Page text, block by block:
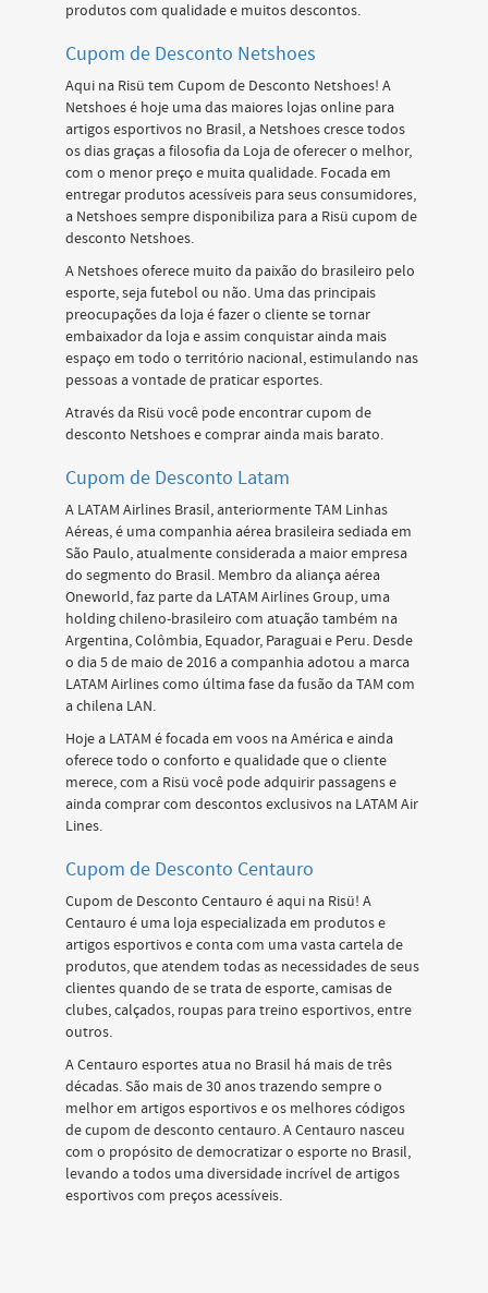
produtos com qualidade e muitos descontos.
Cupom de Desconto Netshoes
Aqui na Risü tem Cupom de Desconto Netshoes! A
Netshoes é hoje uma das maiores lojas online para
artigos esportivos no Brasil, a Netshoes cresce todos
os dias graças a filosofia da Loja de oferecer o melhor,
com o menor preço e muita qualidade. Focada em
entregar produtos acessíveis para seus consumidores,
a Netshoes sempre disponibiliza para a Risü cupom de
desconto Netshoes.
A Netshoes oferece muito da paixão do brasileiro pelo
esporte, seja futebol ou não. Uma das principais
preocupações da loja é fazer o cliente se tornar
embaixador da loja e assim conquistar ainda mais
espaço em todo o território nacional, estimulando nas
pessoas a vontade de praticar esportes.
Através da Risü você pode encontrar cupom de
desconto Netshoes e comprar ainda mais barato.
Cupom de Desconto Latam
A LATAM Airlines Brasil, anteriormente TAM Linhas
Aéreas, é uma companhia aérea brasileira sediada em
São Paulo, atualmente considerada a maior empresa
do segmento do Brasil. Membro da aliança aérea
Oneworld, faz parte da LATAM Airlines Group, uma
holding chileno-brasileiro com atuação também na
Argentina, Colômbia, Equador, Paraguai e Peru. Desde
o dia 5 de maio de 2016 a companhia adotou a marca
LATAM Airlines como última fase da fusão da TAM com
a chilena LAN.
Hoje a LATAM é focada em voos na América e ainda
oferece todo o conforto e qualidade que o cliente
merece, com a Risü você pode adquirir passagens e
ainda comprar com descontos exclusivos na LATAM Air
Lines.
Cupom de Desconto Centauro
Cupom de Desconto Centauro é aqui na Risü! A
Centauro é uma loja especializada em produtos e
artigos esportivos e conta com uma vasta cartela de
produtos, que atendem todas as necessidades de seus
clientes quando de se trata de esporte, camisas de
clubes, calçados, roupas para treino esportivos, entre
outros.
A Centauro esportes atua no Brasil há mais de três
décadas. São mais de 30 anos trazendo sempre o
melhor em artigos esportivos e os melhores códigos
de cupom de desconto centauro. A Centauro nasceu
com o propósito de democratizar o esporte no Brasil,
levando a todos uma diversidade incrível de artigos
esportivos com preços acessíveis.